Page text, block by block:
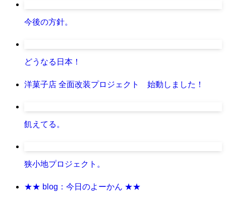
今後の方針。
どうなる日本！
洋菓子店 全面改装プロジェクト 始動しました！
飢えてる。
狭小地プロジェクト。
★★ blog：今日のよーかん ★★